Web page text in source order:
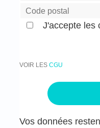
J'accepte les
VOIR LES CGU
Vos données